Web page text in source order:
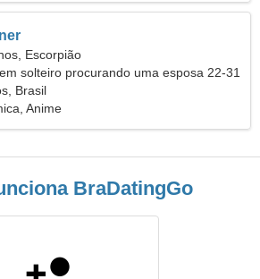
Escorpião
solteiro procurando uma esposa 22-31
Brasil
Anime
BraDatingGo